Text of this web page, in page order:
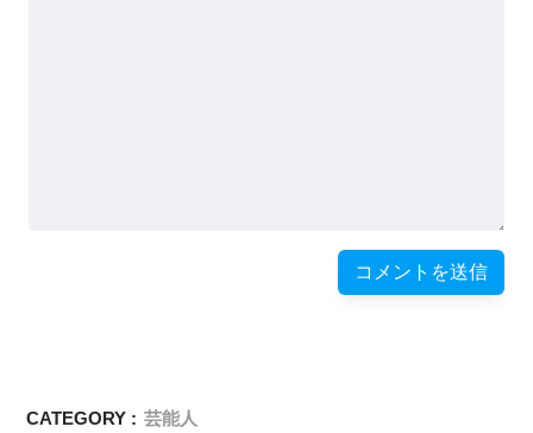
CATEGORY : 芸能人